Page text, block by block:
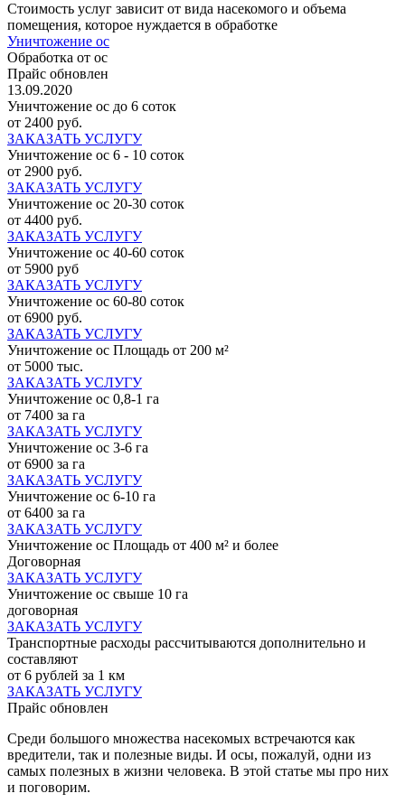
Стоимость услуг зависит от вида насекомого и объема
помещения, которое нуждается в обработке
Уничтожение ос
Обработка от ос
Прайс обновлен
13.09.2020
Уничтожение ос до 6 соток
от 2400 руб.
ЗАКАЗАТЬ УСЛУГУ
Уничтожение ос 6 - 10 соток
от 2900 руб.
ЗАКАЗАТЬ УСЛУГУ
Уничтожение ос 20-30 соток
от 4400 руб.
ЗАКАЗАТЬ УСЛУГУ
Уничтожение ос 40-60 соток
от 5900 руб
ЗАКАЗАТЬ УСЛУГУ
Уничтожение ос 60-80 соток
от 6900 руб.
ЗАКАЗАТЬ УСЛУГУ
Уничтожение ос Площадь от 200 м²
от 5000 тыс.
ЗАКАЗАТЬ УСЛУГУ
Уничтожение ос 0,8-1 га
от 7400 за га
ЗАКАЗАТЬ УСЛУГУ
Уничтожение ос 3-6 га
от 6900 за га
ЗАКАЗАТЬ УСЛУГУ
Уничтожение ос 6-10 га
от 6400 за га
ЗАКАЗАТЬ УСЛУГУ
Уничтожение ос Площадь от 400 м² и более
Договорная
ЗАКАЗАТЬ УСЛУГУ
Уничтожение ос свыше 10 га
договорная
ЗАКАЗАТЬ УСЛУГУ
Транспортные расходы рассчитываются дополнительно и
составляют
от 6 рублей за 1 км
ЗАКАЗАТЬ УСЛУГУ
Прайс обновлен
Среди большого множества насекомых встречаются как
вредители, так и полезные виды. И осы, пожалуй, одни из
самых полезных в жизни человека. В этой статье мы про них
и поговорим.